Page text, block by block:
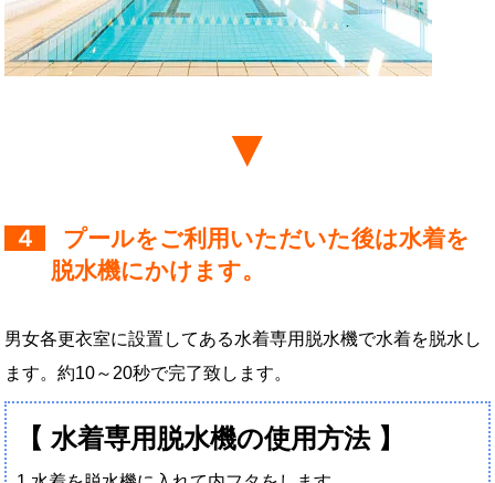
４
プールをご利用いただいた後は水着を
脱水機にかけます。
男女各更衣室に設置してある水着専用脱水機で水着を脱水し
ます。約10～20秒で完了致します。
【 水着専用脱水機の使用方法 】